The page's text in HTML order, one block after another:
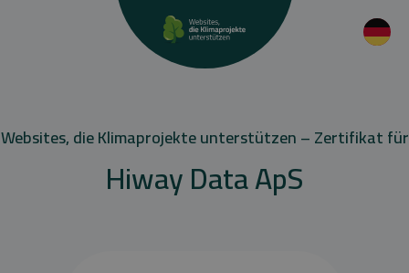
Websites, die Klimaprojekte unterstützen – Zertifikat für
Hiway Data ApS